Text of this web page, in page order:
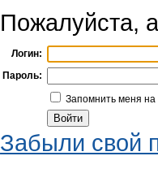
Пожалуйста,
Логин:
Пароль:
Запомнить меня
Забыли свой